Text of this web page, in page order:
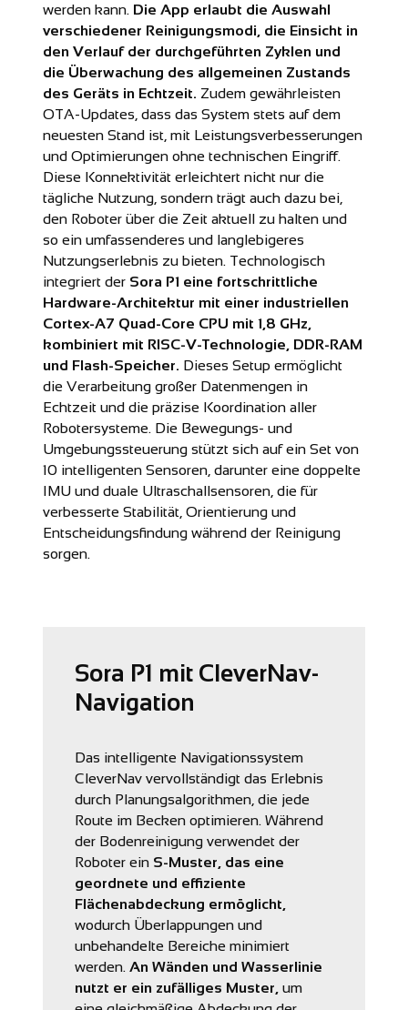
werden kann. Die App erlaubt die Auswahl
verschiedener Reinigungsmodi, die Einsicht in
den Verlauf der durchgeführten Zyklen und
die Überwachung des allgemeinen Zustands
des Geräts in Echtzeit. Zudem gewährleisten
OTA-Updates, dass das System stets auf dem
neuesten Stand ist, mit Leistungsverbesserungen
und Optimierungen ohne technischen Eingriff.
Diese Konnektivität erleichtert nicht nur die
tägliche Nutzung, sondern trägt auch dazu bei,
den Roboter über die Zeit aktuell zu halten und
so ein umfassenderes und langlebigeres
Nutzungserlebnis zu bieten. Technologisch
integriert der Sora P1 eine fortschrittliche
Hardware-Architektur mit einer industriellen
Cortex-A7 Quad-Core CPU mit 1,8 GHz,
kombiniert mit RISC-V-Technologie, DDR-RAM
und Flash-Speicher. Dieses Setup ermöglicht
die Verarbeitung großer Datenmengen in
Echtzeit und die präzise Koordination aller
Robotersysteme. Die Bewegungs- und
Umgebungssteuerung stützt sich auf ein Set von
10 intelligenten Sensoren, darunter eine doppelte
IMU und duale Ultraschallsensoren, die für
verbesserte Stabilität, Orientierung und
Entscheidungsfindung während der Reinigung
sorgen.
Sora P1 mit CleverNav-
Navigation
Das intelligente Navigationssystem
CleverNav vervollständigt das Erlebnis
durch Planungsalgorithmen, die jede
Route im Becken optimieren. Während
der Bodenreinigung verwendet der
Roboter ein S-Muster, das eine
geordnete und effiziente
Flächenabdeckung ermöglicht,
wodurch Überlappungen und
unbehandelte Bereiche minimiert
werden.An Wänden und Wasserlinie
nutzt er ein zufälliges Muster, um